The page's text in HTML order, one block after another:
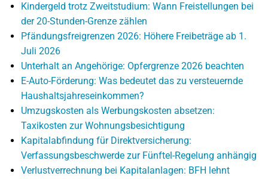
Kindergeld trotz Zweitstudium: Wann Freistellungen bei
der 20-Stunden-Grenze zählen
Pfändungsfreigrenzen 2026: Höhere Freibeträge ab 1.
Juli 2026
Unterhalt an Angehörige: Opfergrenze 2026 beachten
E-Auto-Förderung: Was bedeutet das zu versteuernde
Haushaltsjahreseinkommen?
Umzugskosten als Werbungskosten absetzen:
Taxikosten zur Wohnungsbesichtigung
Kapitalabfindung für Direktversicherung:
Verfassungsbeschwerde zur Fünftel-Regelung anhängig
Verlustverrechnung bei Kapitalanlagen: BFH lehnt